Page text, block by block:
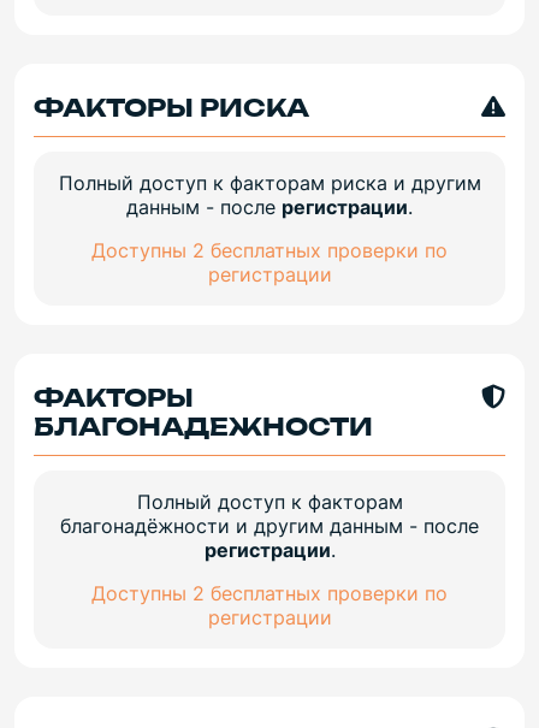
ФАКТОРЫ РИСКА
Полный доступ к факторам риска и другим
данным - после регистрации.
Доступны 2 бесплатных проверки по
регистрации
ФАКТОРЫ
БЛАГОНАДЕЖНОСТИ
Полный доступ к факторам
благонадёжности и другим данным - после
регистрации.
Доступны 2 бесплатных проверки по
регистрации